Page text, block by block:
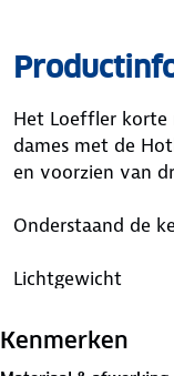
Het Loeffler korte
dames met de
en voorzien van
Onderstaand de
Lichtgewicht
Uni-kleuren
Kenmerken